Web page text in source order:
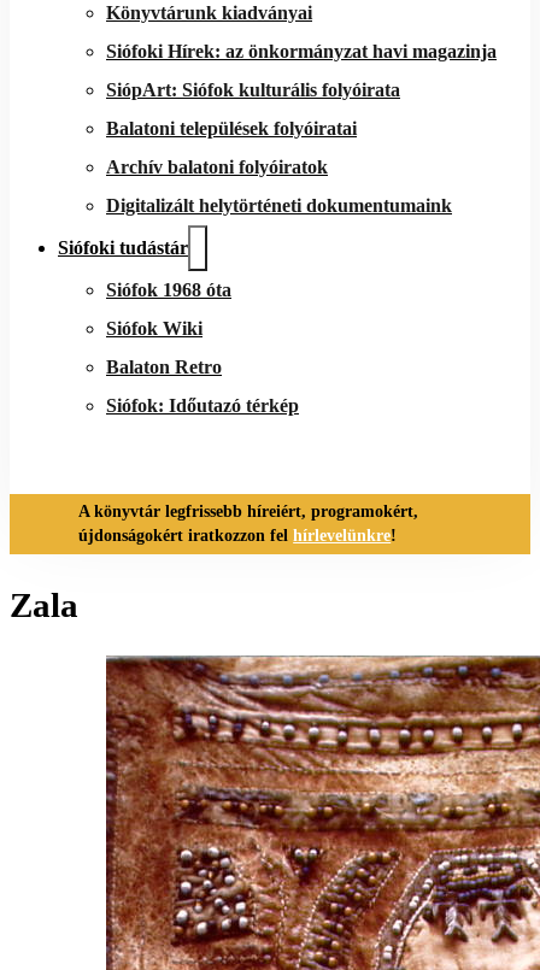
Könyvtárunk kiadványai
Siófoki Hírek: az önkormányzat havi magazinja
SiópArt: Siófok kulturális folyóirata
Balatoni települések folyóiratai
Archív balatoni folyóiratok
Digitalizált helytörténeti dokumentumaink
Siófoki tudástár
Siófok 1968 óta
Siófok Wiki
Balaton Retro
Siófok: Időutazó térkép
A könyvtár legfrissebb híreiért, programokért,
újdonságokért iratkozzon felhírlevelünkre!
Zala